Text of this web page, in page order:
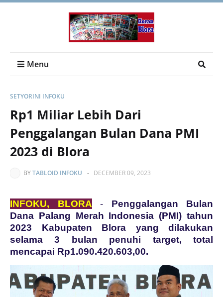
Menu
SETYORINI INFOKU
Rp1 Miliar Lebih Dari
Penggalangan Bulan Dana PMI
2023 di Blora
BYTABLOID INFOKU - DECEMBER 09, 2023
INFOKU, BLORA - Penggalangan Bulan
Dana Palang Merah Indonesia (PMI) tahun
2023 Kabupaten Blora yang dilakukan
selama 3 bulan penuhi target, total
mencapai Rp1.090.420.603,00.